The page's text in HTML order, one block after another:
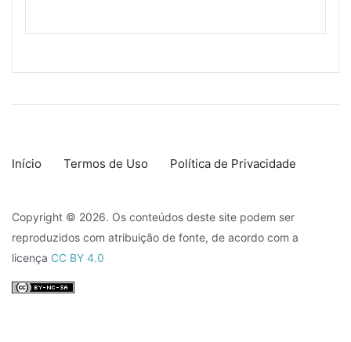
Início Termos de Uso Política de Privacidade
Copyright © 2026. Os conteúdos deste site podem ser
reproduzidos com atribuição de fonte, de acordo com a
licença CC BY 4.0